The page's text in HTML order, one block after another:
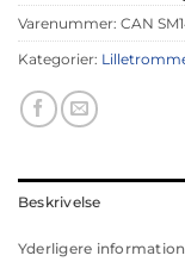
Varenummer: CAN
Kategorier:
Beskrivelse
Yderligere information